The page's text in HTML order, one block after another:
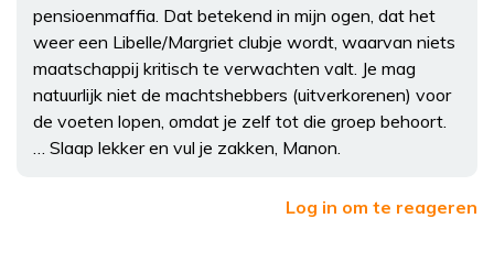
pensioenmaffia. Dat betekend in mijn ogen, dat het
weer een Libelle/Margriet clubje wordt, waarvan niets
maatschappij kritisch te verwachten valt. Je mag
natuurlijk niet de machtshebbers (uitverkorenen) voor
de voeten lopen, omdat je zelf tot die groep behoort.
… Slaap lekker en vul je zakken, Manon.
Log in om te reageren